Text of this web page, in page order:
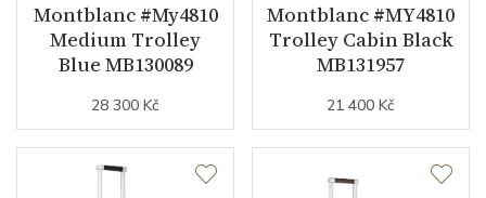
Montblanc #My4810
Medium Trolley
Blue MB130089
28 300 Kč
Montblanc #MY4810
Trolley Cabin Black
MB131957
21 400 Kč